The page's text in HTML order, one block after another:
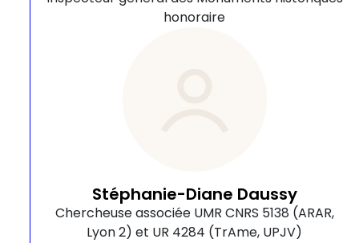
honoraire
Stéphanie-Diane Daussy
Chercheuse associée UMR CNRS 5138 (ARAR,
Lyon 2) et UR 4284 (TrAme, UPJV)